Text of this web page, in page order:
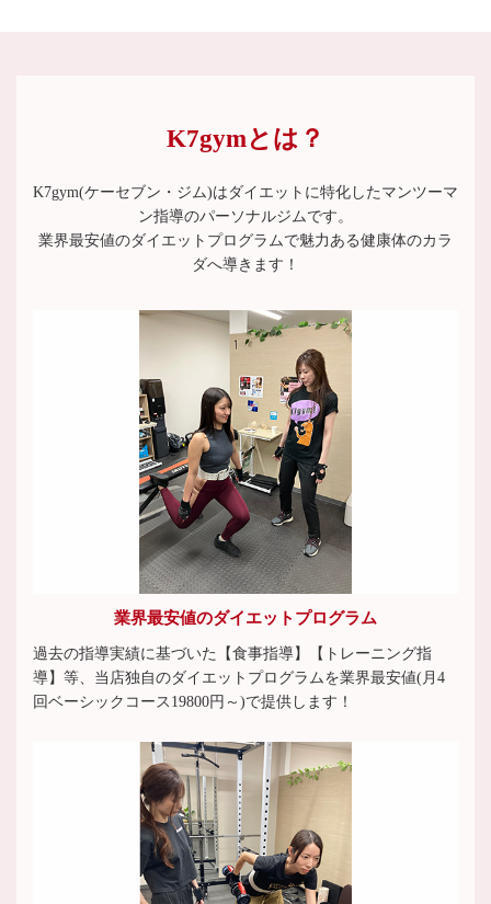
K7gymとは？
K7gym(ケーセブン・ジム)はダイエットに特化したマンツーマ
ン指導のパーソナルジムです。
業界最安値のダイエットプログラムで魅力ある健康体のカラ
ダへ導きます！
業界最安値のダイエットプログラム
過去の指導実績に基づいた【食事指導】【トレーニング指
導】等、当店独自のダイエットプログラムを業界最安値(月4
回ベーシックコース19800円～)で提供します！